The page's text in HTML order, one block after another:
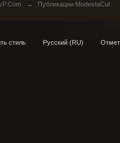
→ Публикации ModestaCut
стиль Русский (RU)